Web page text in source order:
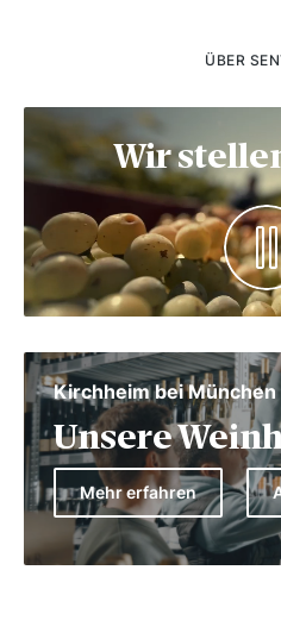
ÜBER
Wir
Kirchheim bei München
Unsere
Mehr erfahren